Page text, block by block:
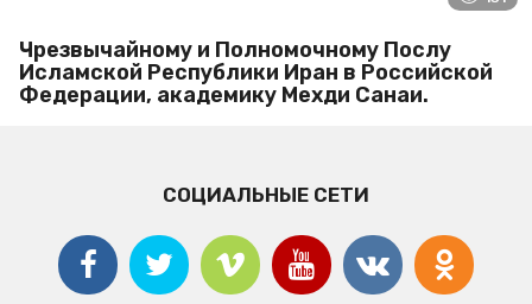
Чрезвычайному и Полномочному Послу
Исламской Республики Иран в Российской
Федерации, академику Мехди Санаи.
СОЦИАЛЬНЫЕ СЕТИ